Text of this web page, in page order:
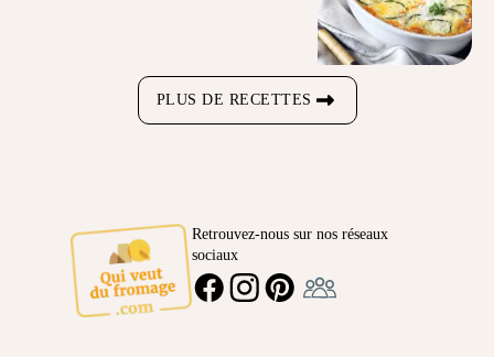
PLUS DE RECETTES
Retrouvez-nous sur nos réseaux
sociaux
FACEBOOKINSTAGRAMPINTEREST